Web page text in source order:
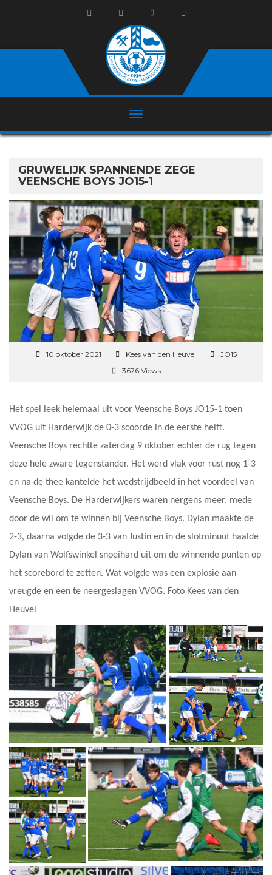
GRUWELIJK SPANNENDE ZEGE
VEENSCHE BOYS JO15-1
10 oktober 2021 Kees van den Heuvel
JO15
3676 Views
Het spel leek helemaal uit voor Veensche Boys JO15-1 toen
VVOG uit Harderwijk de 0-3 scoorde in de eerste helft.
Veensche Boys rechtte zaterdag 9 oktober echter de rug tegen
deze hele zware tegenstander. Het werd vlak voor rust nog 1-3
en na de thee kantelde het wedstrijdbeeld in het voordeel van
Veensche Boys. De Harderwijkers waren nergens meer, mede
door de wil om te winnen bij Veensche Boys. Dylan maakte de
2-3, daarna volgde de 3-3 van Justin en in de slotminuut haalde
Dylan van Wolfswinkel snoeihard uit om de winnende punten op
het scorebord te zetten. Wat volgde was een explosie aan
vreugde en een te neergeslagen VVOG. Foto Kees van den
Heuvel